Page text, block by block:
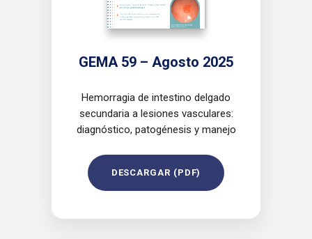
GEMA 59 – Agosto 2025
Hemorragia de intestino delgado
secundaria a lesiones vasculares:
diagnóstico, patogénesis y manejo
DESCARGAR (PDF)